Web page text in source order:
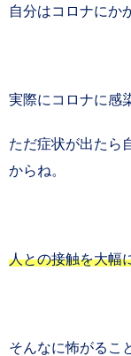
自分はコロナにか
実際にコロナに感
ただ症状が出たら
からね。
人との接触を大幅
そんなに怖がるこ